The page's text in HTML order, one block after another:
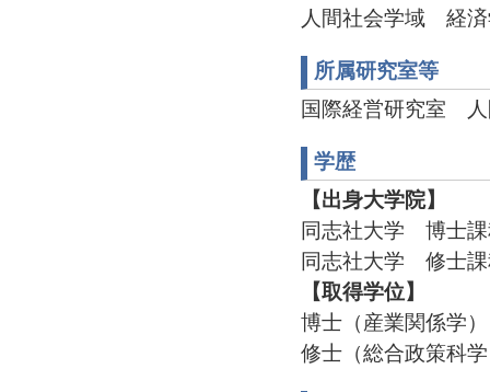
人間社会学域 経
所属研究室等
国際経営研究室
学歴
【出身大学院】
同志社大学 博士
同志社大学 修士
【取得学位】
博士（産業関係学）
修士（総合政策科